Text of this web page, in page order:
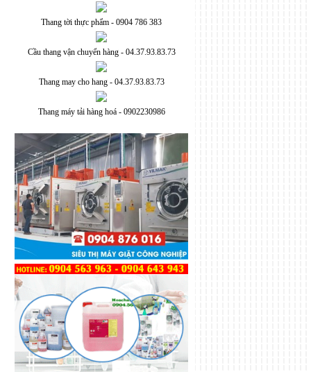
Thang tời thực phẩm - 0904 786 383
Cầu thang vận chuyển hàng - 04.37.93.83.73
Thang may cho hang - 04.37.93.83.73
Thang máy tải hàng hoá - 0902230986